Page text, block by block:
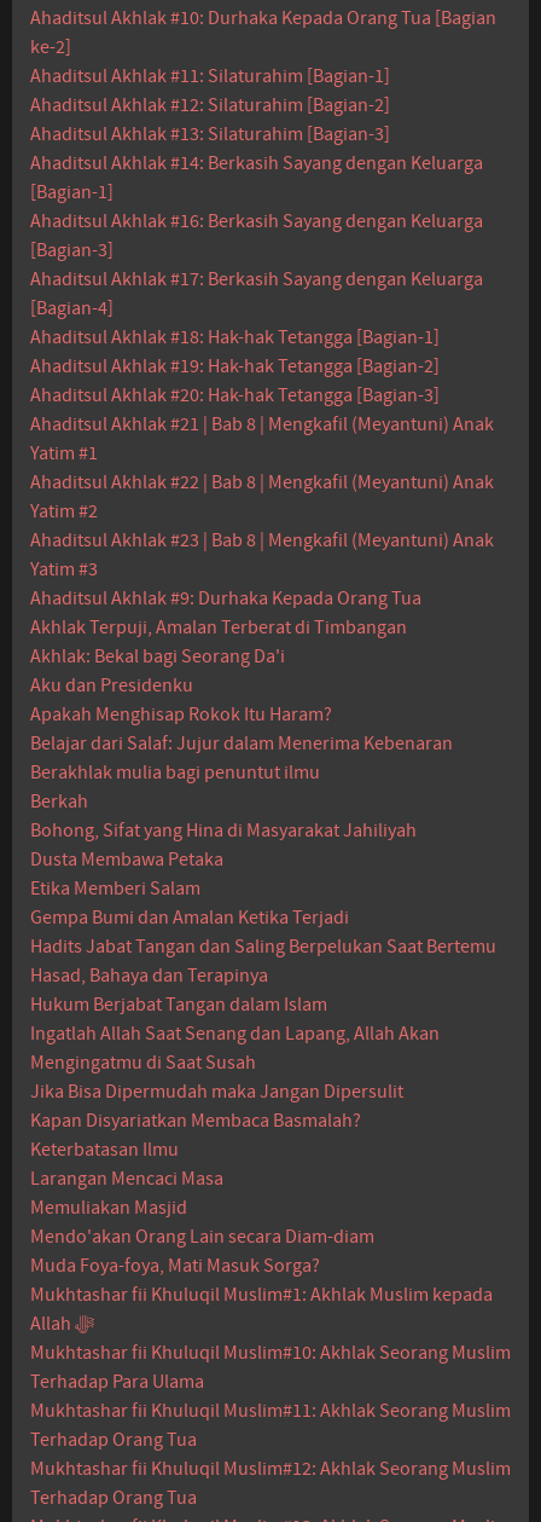
Ahaditsul Akhlak #10: Durhaka Kepada Orang Tua [Bagian
ke-2]
Ahaditsul Akhlak #11: Silaturahim [Bagian-1]
Ahaditsul Akhlak #12: Silaturahim [Bagian-2]
Ahaditsul Akhlak #13: Silaturahim [Bagian-3]
Ahaditsul Akhlak #14: Berkasih Sayang dengan Keluarga
[Bagian-1]
Ahaditsul Akhlak #16: Berkasih Sayang dengan Keluarga
[Bagian-3]
Ahaditsul Akhlak #17: Berkasih Sayang dengan Keluarga
[Bagian-4]
Ahaditsul Akhlak #18: Hak-hak Tetangga [Bagian-1]
Ahaditsul Akhlak #19: Hak-hak Tetangga [Bagian-2]
Ahaditsul Akhlak #20: Hak-hak Tetangga [Bagian-3]
Ahaditsul Akhlak #21 | Bab 8 | Mengkafil (Meyantuni) Anak
Yatim #1
Ahaditsul Akhlak #22 | Bab 8 | Mengkafil (Meyantuni) Anak
Yatim #2
Ahaditsul Akhlak #23 | Bab 8 | Mengkafil (Meyantuni) Anak
Yatim #3
Ahaditsul Akhlak #9: Durhaka Kepada Orang Tua
Akhlak Terpuji, Amalan Terberat di Timbangan
Akhlak: Bekal bagi Seorang Da'i
Aku dan Presidenku
Apakah Menghisap Rokok Itu Haram?
Belajar dari Salaf: Jujur dalam Menerima Kebenaran
Berakhlak mulia bagi penuntut ilmu
Berkah
Bohong, Sifat yang Hina di Masyarakat Jahiliyah
Dusta Membawa Petaka
Etika Memberi Salam
Gempa Bumi dan Amalan Ketika Terjadi
Hadits Jabat Tangan dan Saling Berpelukan Saat Bertemu
Hasad, Bahaya dan Terapinya
Hukum Berjabat Tangan dalam Islam
Ingatlah Allah Saat Senang dan Lapang, Allah Akan
Mengingatmu di Saat Susah
Jika Bisa Dipermudah maka Jangan Dipersulit
Kapan Disyariatkan Membaca Basmalah?
Keterbatasan Ilmu
Larangan Mencaci Masa
Memuliakan Masjid
Mendo'akan Orang Lain secara Diam-diam
Muda Foya-foya, Mati Masuk Sorga?
Mukhtashar fii Khuluqil Muslim#1: Akhlak Muslim kepada
Allah ﷻ
Mukhtashar fii Khuluqil Muslim#10: Akhlak Seorang Muslim
Terhadap Para Ulama
Mukhtashar fii Khuluqil Muslim#11: Akhlak Seorang Muslim
Terhadap Orang Tua
Mukhtashar fii Khuluqil Muslim#12: Akhlak Seorang Muslim
Terhadap Orang Tua